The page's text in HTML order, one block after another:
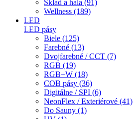
Sklad a hala (91)
Wellness (189)
LED
LED pásy
Biele (125)
Farebné (13)
Dvojfarebné / CCT (7)
RGB (19)
RGB+W (18)
COB pásy (36)
Digitálne / SPI (6)
NeonFlex / Exteriérové (41)
Do Sauny (1)